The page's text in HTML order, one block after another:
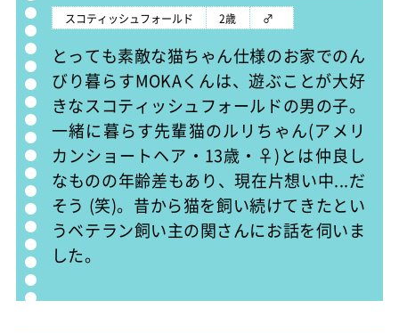
スコティッシュフォールド 2歳 ♂
とっても素敵な猫ちゃん仕様のお家でのん
びり暮らすMOKAくんは、遊ぶことが大好
きなスコティッシュフォールドの男の子。
一緒に暮らす先輩猫のルリちゃん(アメリ
カンショートヘア・13歳・♀)とは仲良し
なものの年齢差もあり、現在片想い中...だ
そう (笑)。昔から猫を飼い続けてきたとい
うベテラン飼い主の関さんにお話を伺いま
した。